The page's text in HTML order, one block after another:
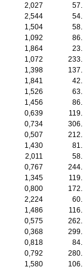
2,027
57.
2,544
54.
1,504
58.
1,092
86.
1,864
23.
1,072
233.
1,398
137.
1,841
42.
1,526
63.
1,456
86.
0,639
119.
0,734
306.
0,507
212.
1,430
81.
2,011
58.
0,767
244.
1,345
119.
0,800
172.
2,224
60.
1,486
116.
0,575
262.
0,368
299.
0,818
84.
0,792
280.
1,580
106.